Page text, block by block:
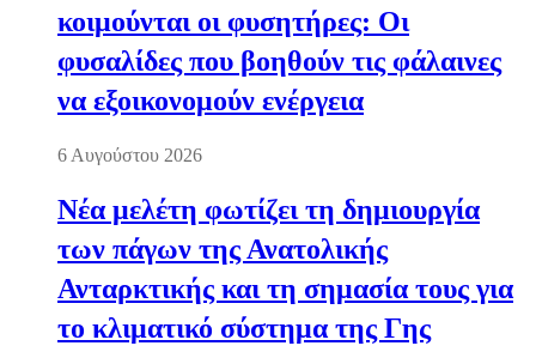
κοιμούνται οι φυσητήρες: Οι
φυσαλίδες που βοηθούν τις φάλαινες
να εξοικονομούν ενέργεια
6 Αυγούστου 2026
Νέα μελέτη φωτίζει τη δημιουργία
των πάγων της Ανατολικής
Ανταρκτικής και τη σημασία τους για
το κλιματικό σύστημα της Γης